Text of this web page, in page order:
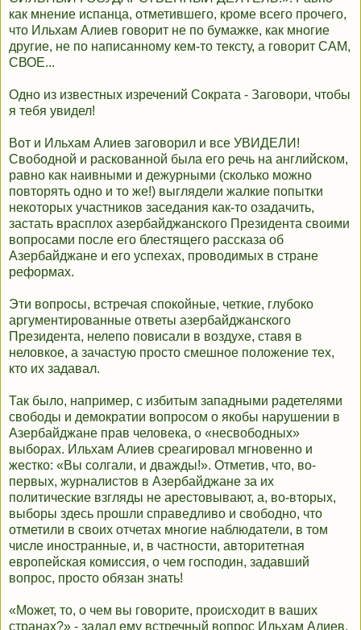
как мнение испанца, отметившего, кроме всего прочего,
что Ильхам Алиев говорит не по бумажке, как многие
другие, не по написанному кем-то тексту, а говорит САМ,
СВОЕ...
Одно из известных изречений Сократа - Заговори, чтобы
я тебя увидел!
Вот и Ильхам Алиев заговорил и все УВИДЕЛИ!
Свободной и раскованной была его речь на английском,
равно как наивными и дежурными (сколько можно
повторять одно и то же!) выглядели жалкие попытки
некоторых участников заседания как-то озадачить,
застать врасплох азербайджанского Президента своими
вопросами после его блестящего рассказа об
Азербайджане и его успехах, проводимых в стране
реформах.
Эти вопросы, встречая спокойные, четкие, глубоко
аргументированные ответы азербайджанского
Президента, нелепо повисали в воздухе, ставя в
неловкое, а зачастую просто смешное положение тех,
кто их задавал.
Так было, например, с избитым западными радетелями
свободы и демократии вопросом о якобы нарушении в
Азербайджане прав человека, о «несвободных»
выборах. Ильхам Алиев среагировал мгновенно и
жестко: «Вы солгали, и дважды!». Отметив, что, во-
первых, журналистов в Азербайджане за их
политические взгляды не арестовывают, а, во-вторых,
выборы здесь прошли справедливо и свободно, что
отметили в своих отчетах многие наблюдатели, в том
числе иностранные, и, в частности, авторитетная
европейская комиссия, о чем господин, задавший
вопрос, просто обязан знать!
«Может, то, о чем вы говорите, происходит в ваших
странах?» - задал ему встречный вопрос Ильхам Алиев,